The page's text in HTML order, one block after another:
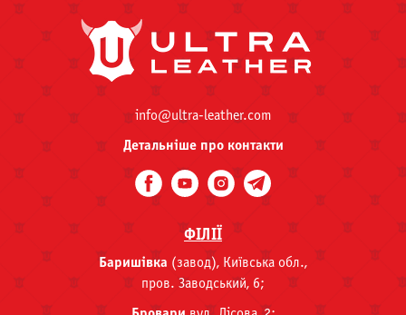
info@ultra-leather.com
Детальніше про контакти
ФІЛІЇ
Баришівка (завод), Київська обл.,
пров. Заводський, 6;